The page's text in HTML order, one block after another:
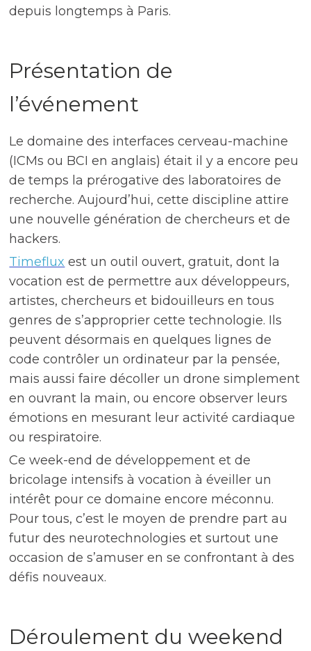
depuis longtemps à Paris.
Présentation de
l’événement
Le domaine des interfaces cerveau-machine
(ICMs ou BCI en anglais) était il y a encore peu
de temps la prérogative des laboratoires de
recherche. Aujourd’hui, cette discipline attire
une nouvelle génération de chercheurs et de
hackers.
Timeflux est un outil ouvert, gratuit, dont la
vocation est de permettre aux développeurs,
artistes, chercheurs et bidouilleurs en tous
genres de s’approprier cette technologie. Ils
peuvent désormais en quelques lignes de
code contrôler un ordinateur par la pensée,
mais aussi faire décoller un drone simplement
en ouvrant la main, ou encore observer leurs
émotions en mesurant leur activité cardiaque
ou respiratoire.
Ce week-end de développement et de
bricolage intensifs à vocation à éveiller un
intérêt pour ce domaine encore méconnu.
Pour tous, c’est le moyen de prendre part au
futur des neurotechnologies et surtout une
occasion de s’amuser en se confrontant à des
défis nouveaux.
Déroulement du weekend